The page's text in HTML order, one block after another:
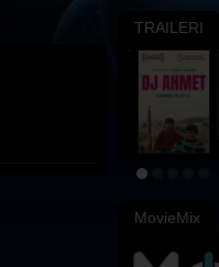
TRAILERI
MovieMix